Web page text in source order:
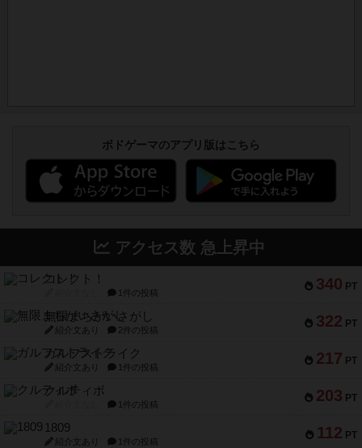
ボドゲーマのアプリ版はこちら
アクセス数 急上昇中
340 PT
コレクト！
1件の投稿
322 PT
無限まちがいさがし
紹介文あり 2件の投稿
217 PT
ガルフストライク
紹介文あり 1件の投稿
203 PT
クルティボ
1件の投稿
112 PT
1809
紹介文あり 1件の投稿